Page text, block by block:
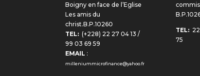
Boigny en face de l’Eglise
Les amis du
christ.B.P.10260
TEL: (+228) 22 27 04 13 /
99 03 69 59
EMAIL :
milleniummicrofinance@yahoo.fr
TEL:
75